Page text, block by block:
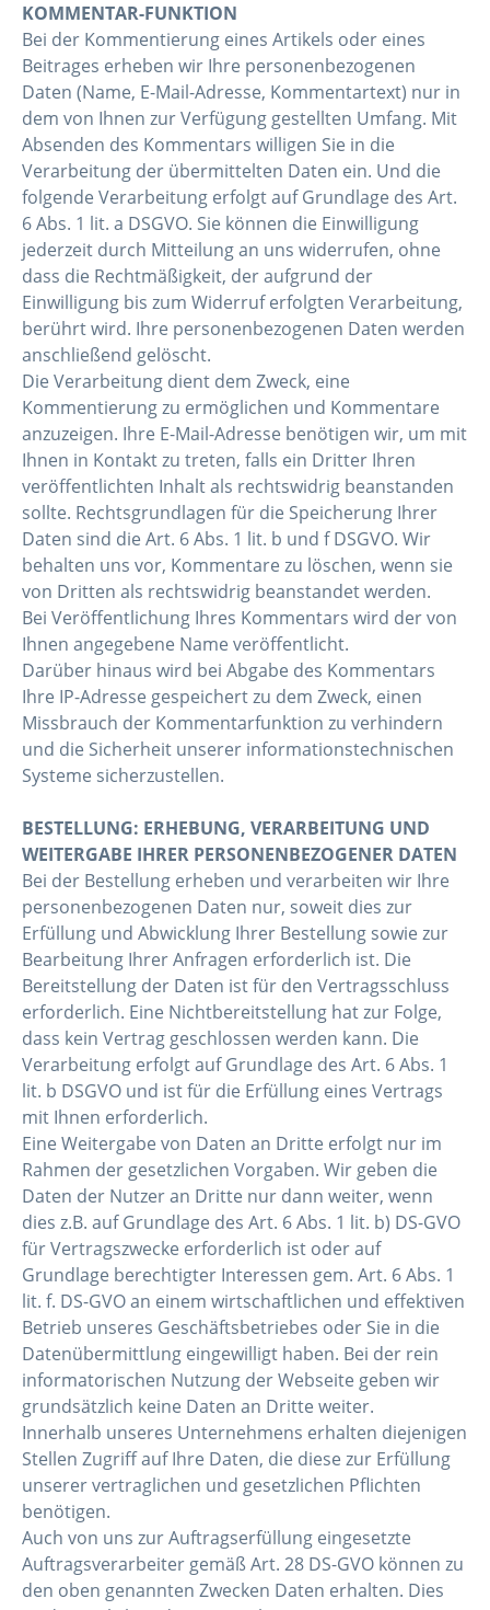
KOMMENTAR-FUNKTION
Bei der Kommentierung eines Artikels oder eines
Beitrages erheben wir Ihre personenbezogenen
Daten (Name, E-Mail-Adresse, Kommentartext) nur in
dem von Ihnen zur Verfügung gestellten Umfang. Mit
Absenden des Kommentars willigen Sie in die
Verarbeitung der übermittelten Daten ein. Und die
folgende Verarbeitung erfolgt auf Grundlage des Art.
6 Abs. 1 lit. a DSGVO. Sie können die Einwilligung
jederzeit durch Mitteilung an uns widerrufen, ohne
dass die Rechtmäßigkeit, der aufgrund der
Einwilligung bis zum Widerruf erfolgten Verarbeitung,
berührt wird. Ihre personenbezogenen Daten werden
anschließend gelöscht.
Die Verarbeitung dient dem Zweck, eine
Kommentierung zu ermöglichen und Kommentare
anzuzeigen. Ihre E-Mail-Adresse benötigen wir, um mit
Ihnen in Kontakt zu treten, falls ein Dritter Ihren
veröffentlichten Inhalt als rechtswidrig beanstanden
sollte. Rechtsgrundlagen für die Speicherung Ihrer
Daten sind die Art. 6 Abs. 1 lit. b und f DSGVO. Wir
behalten uns vor, Kommentare zu löschen, wenn sie
von Dritten als rechtswidrig beanstandet werden.
Bei Veröffentlichung Ihres Kommentars wird der von
Ihnen angegebene Name veröffentlicht.
Darüber hinaus wird bei Abgabe des Kommentars
Ihre IP-Adresse gespeichert zu dem Zweck, einen
Missbrauch der Kommentarfunktion zu verhindern
und die Sicherheit unserer informationstechnischen
Systeme sicherzustellen.
BESTELLUNG: ERHEBUNG, VERARBEITUNG UND
WEITERGABE IHRER PERSONENBEZOGENER DATEN
Bei der Bestellung erheben und verarbeiten wir Ihre
personenbezogenen Daten nur, soweit dies zur
Erfüllung und Abwicklung Ihrer Bestellung sowie zur
Bearbeitung Ihrer Anfragen erforderlich ist. Die
Bereitstellung der Daten ist für den Vertragsschluss
erforderlich. Eine Nichtbereitstellung hat zur Folge,
dass kein Vertrag geschlossen werden kann. Die
Verarbeitung erfolgt auf Grundlage des Art. 6 Abs. 1
lit. b DSGVO und ist für die Erfüllung eines Vertrags
mit Ihnen erforderlich.
Eine Weitergabe von Daten an Dritte erfolgt nur im
Rahmen der gesetzlichen Vorgaben. Wir geben die
Daten der Nutzer an Dritte nur dann weiter, wenn
dies z.B. auf Grundlage des Art. 6 Abs. 1 lit. b) DS-GVO
für Vertragszwecke erforderlich ist oder auf
Grundlage berechtigter Interessen gem. Art. 6 Abs. 1
lit. f. DS-GVO an einem wirtschaftlichen und effektiven
Betrieb unseres Geschäftsbetriebes oder Sie in die
Datenübermittlung eingewilligt haben. Bei der rein
informatorischen Nutzung der Webseite geben wir
grundsätzlich keine Daten an Dritte weiter.
Innerhalb unseres Unternehmens erhalten diejenigen
Stellen Zugriff auf Ihre Daten, die diese zur Erfüllung
unserer vertraglichen und gesetzlichen Pflichten
benötigen.
Auch von uns zur Auftragserfüllung eingesetzte
Auftragsverarbeiter gemäß Art. 28 DS-GVO können zu
den oben genannten Zwecken Daten erhalten. Dies